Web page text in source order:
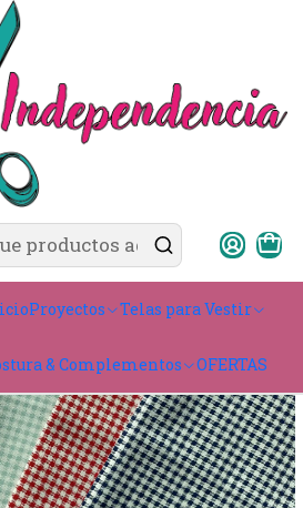
Proyectos Telas para Vestir
& Complementos OFERTAS
Turca Cuadrille